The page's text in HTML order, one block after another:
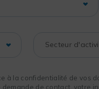
à la confidentialité de
de contact, votre